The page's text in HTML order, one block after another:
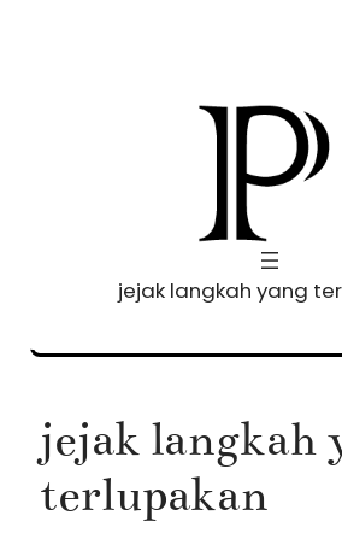
jejak langkah yang
jejak langkah
terlupakan